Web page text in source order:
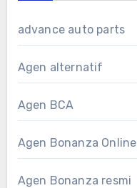
advance auto parts
Agen alternatif
Agen BCA
Agen Bonanza Online
Agen Bonanza resmi